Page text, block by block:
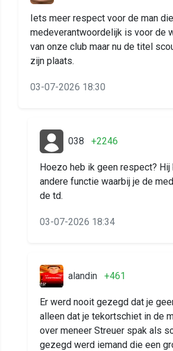
Iets meer respect voor de man
medeverantwoordelijk is voor de
van onze club maar nu de titel
zijn plaats.
03-07-2026 18:30
038 +2246
Hoezo heb ik geen respect?
andere functie waarbij je de
de td.
03-07-2026 18:34
alandin +461
Er werd nooit gezegd dat je
alleen dat je tekortschiet in de
over meneer Streuer spak als
gezegd werd iemand die een